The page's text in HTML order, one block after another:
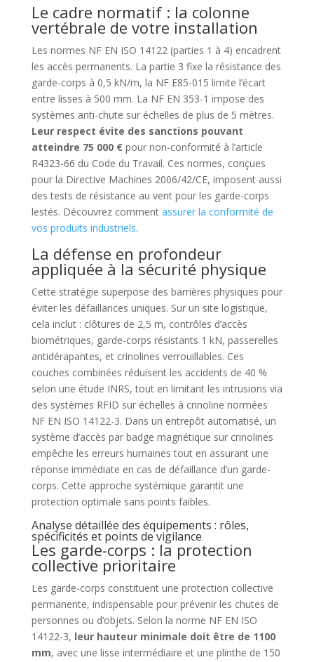
Le cadre normatif : la colonne
vertébrale de votre installation
Les normes NF EN ISO 14122 (parties 1 à 4) encadrent
les accès permanents. La partie 3 fixe la résistance des
garde-corps à 0,5 kN/m, la NF E85-015 limite l’écart
entre lisses à 500 mm. La NF EN 353-1 impose des
systèmes anti-chute sur échelles de plus de 5 mètres.
Leur respect évite des sanctions pouvant
atteindre 75 000 €pour non-conformité à l’article
R4323-66 du Code du Travail. Ces normes, conçues
pour la Directive Machines 2006/42/CE, imposent aussi
des tests de résistance au vent pour les garde-corps
lestés. Découvrez comment assurer la conformité de
vos produits industriels.
La défense en profondeur
appliquée à la sécurité physique
Cette stratégie superpose des barrières physiques pour
éviter les défaillances uniques. Sur un site logistique,
cela inclut : clôtures de 2,5 m, contrôles d’accès
biométriques, garde-corps résistants 1 kN, passerelles
antidérapantes, et crinolines verrouillables. Ces
couches combinées réduisent les accidents de 40 %
selon une étude INRS, tout en limitant les intrusions via
des systèmes RFID sur échelles à crinoline normées
NF EN ISO 14122-3. Dans un entrepôt automatisé, un
système d’accès par badge magnétique sur crinolines
empêche les erreurs humaines tout en assurant une
réponse immédiate en cas de défaillance d’un garde-
corps. Cette approche systémique garantit une
protection optimale sans points faibles.
Analyse détaillée des équipements : rôles,
spécificités et points de vigilance
Les garde-corps : la protection
collective prioritaire
Les garde-corps constituent une protection collective
permanente, indispensable pour prévenir les chutes de
personnes ou d’objets. Selon la norme NF EN ISO
14122-3, leur hauteur minimale doit être de 1100
mm, avec une lisse intermédiaire et une plinthe de 150